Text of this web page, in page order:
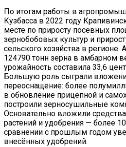
По итогам работы в
Кузбасса в 2022 году
месте по приросту посевных
зернобобовых культур и
сельского хозяйства в регионе.
124790 тонн зерна в амбарном
урожайность составила 33,6
Большую роль сыграли
переоснащение: более
в обновление прицепной и
построили зерносушильные
Основательно вложили
растений и удобрения — более
сравнении с прошлым годом
внесённых удобрений.